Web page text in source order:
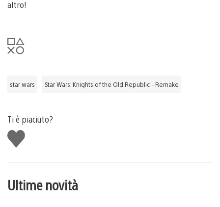
altro!
star wars Star Wars: Knights of the Old Republic - Remake
Ti è piaciuto?
Mi
piace
Ultime novità